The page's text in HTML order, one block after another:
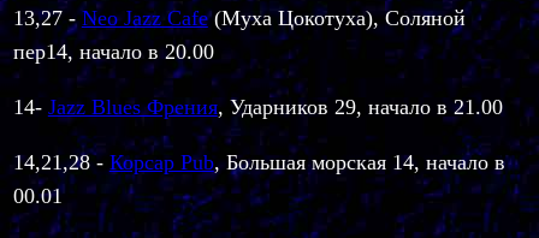
13,27 - Neo Jazz Cafe(Муха Цокотуха), Соляной
пер14, начало в 20.00
14- Jazz Blues Френия, Ударников 29, начало в 21.00
14,21,28 - Корсар Pub, Большая морская 14, начало в
00.01